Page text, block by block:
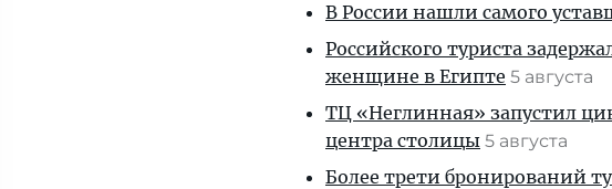
В России нашли самого
Российского туриста
женщине в Египте 5 августа
ТЦ «Неглинная» запустил
центра столицы 5 августа
Более трети бронирований